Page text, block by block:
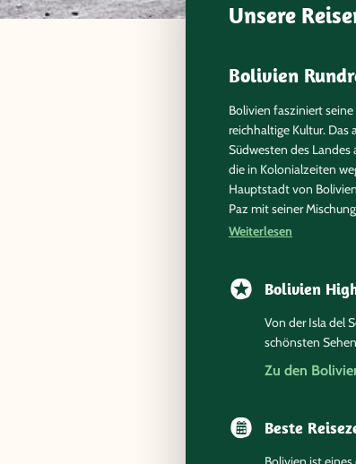
Unsere
Bolivien
Bolivien fasziniert
reichhaltige Kultur. Das
Südwesten des
die in Kolonialzeiten
Hauptstadt von
Paz mit seiner
Titicacasee auf der
Interessante
Bolivien liegt im
weitere
Der größte Teil
Weiterlesen
Bolivien
Von der Isla del
schönsten
Zu den
Beste